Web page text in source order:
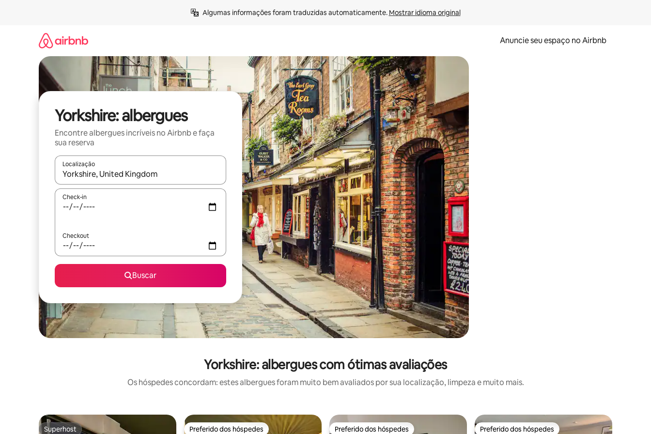
Algumas informações foram traduzidas automaticamente. Mostrar idioma original
Anuncie seu espaço no Airbnb
Yorkshire: albergues
Encontre albergues incríveis no Airbnb e faça
sua reserva
Localização
Quando os resultados estiverem disponíveis, explore-os usando as seta para cima e para baixo do teclado ou tocando e deslizando o dedo na tela.
Check-in
Checkout
Buscar
Yorkshire: albergues com ótimas avaliações
Os hóspedes concordam: estes albergues foram muito bem avaliados por sua localização, limpeza e muito mais.
Superhost Preferido dos hóspedes Preferido dos hóspedes Preferido dos hóspedes